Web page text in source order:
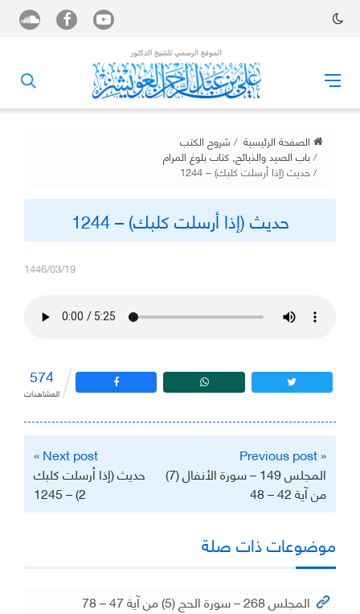
الصفحة الرئيسية شروح الكتب
باب الصيد والذبائح, كتاب بلوغ المرام
حديث (إذا أرسلت كلبك) – 1244
حديث (إذا أرسلت كلبك) – 1244
1446/03/19
574
المشاهدات
تصفّح
المقالات
« Previous post
المجلس 149 – سورة الأنفال (7)
من آية 42 – 48
Next post »
حديث (إذا أرسلت كلبك
2) – 1245
موضوعات ذات صلة
المجلس 268 – سورة الحج (5) من آية 47 – 78